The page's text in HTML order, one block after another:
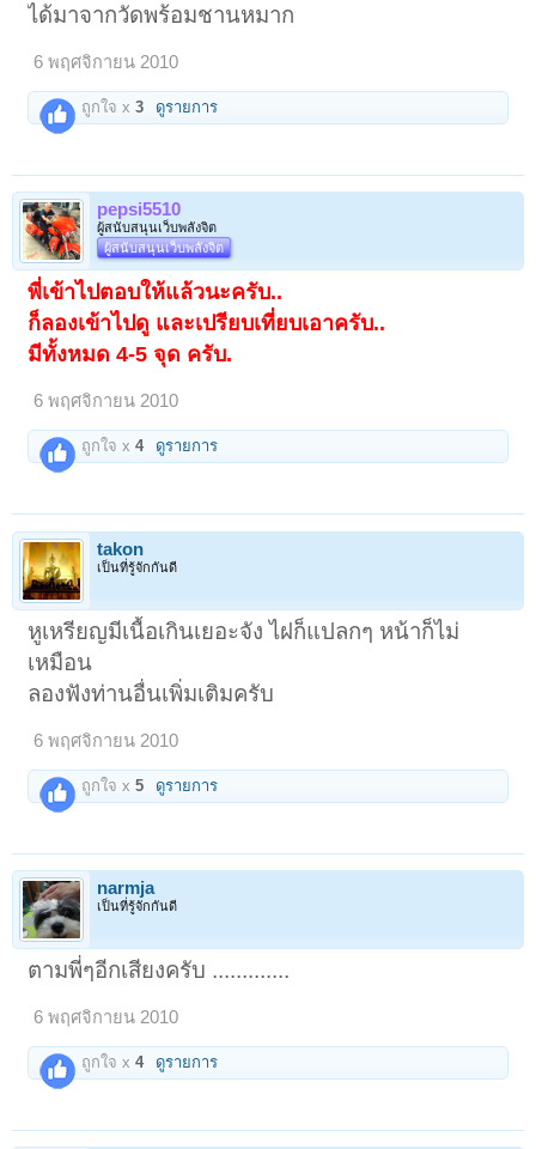
ได้มาจากวัดพร้อมชานหมาก
6 พฤศจิกายน 2010
ถูกใจ x3 ดูรายการ
pepsi5510
ผู้สนับสนุนเว็บพลังจิต
ผู้สนับสนุนเว็บพลังจิต
พี่เข้าไปตอบให้แล้วนะครับ..
ก็ลองเข้าไปดู และเปรียบเที่ยบเอาครับ..
มีทั้งหมด 4-5 จุด ครับ.
6 พฤศจิกายน 2010
ถูกใจ x4 ดูรายการ
takon
เป็นที่รู้จักกันดี
หูเหรียญมีเนื้อเกินเยอะจัง ไฝก็แปลกๆ หน้าก็ไม่
เหมือน
ลองฟังท่านอื่นเพิ่มเติมครับ
6 พฤศจิกายน 2010
ถูกใจ x5 ดูรายการ
narmja
เป็นที่รู้จักกันดี
ตามพี่ๆอีกเสียงครับ .............
6 พฤศจิกายน 2010
ถูกใจ x4 ดูรายการ